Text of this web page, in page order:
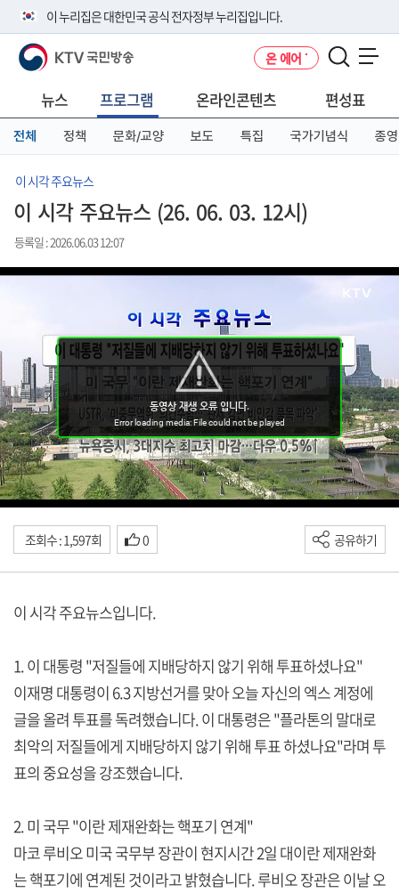
이 누리집은 대한민국 공식 전자정부 누리집입니다.
공식 누리집 주소 확인하기
니다.
이밖에 or.kr 또는 .kr등 다른 도메인 주소를 사용하고 있다면 아래 URL에
서 도메인 주소를 확인해 보세요
KTV 국민방송 온 에어
뉴스 프로그램 온라인콘텐츠 편성표
전체 정책 문화/교양 보도 특집 국가기념식 종영
이 시각 주요뉴스
이 시각 주요뉴스 (26. 06. 03. 12시)
등록일 : 2026.06.03 12:07
조회수 : 1,597회 0 공유하기
이 시각 주요뉴스입니다.
1. 이 대통령 "저질들에 지배당하지 않기 위해 투표하셨나요"
이재명 대통령이 6.3 지방선거를 맞아 오늘 자신의 엑스 계정에
글을 올려 투표를 독려했습니다. 이 대통령은 "플라톤의 말대로
최악의 저질들에게 지배당하지 않기 위해 투표 하셨나요"라며 투
표의 중요성을 강조했습니다.
2. 미 국무 "이란 제재완화는 핵포기 연계"
마코 루비오 미국 국무부 장관이 현지시간 2일 대이란 제재완화
는 핵포기에 연계된 것이라고 밝혔습니다. 루비오 장관은 이날 오